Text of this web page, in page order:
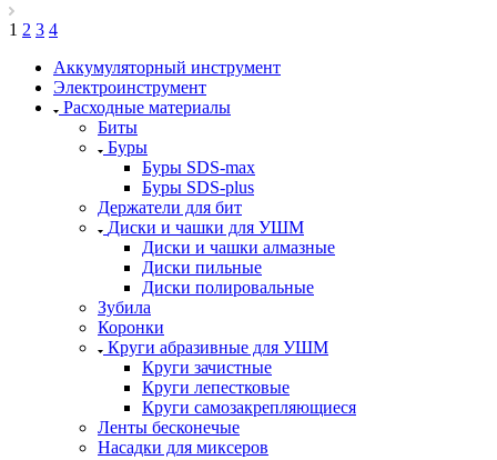
1 2 3 4
Аккумуляторный инструмент
Электроинструмент
Расходные материалы
Биты
Буры
Буры SDS-max
Буры SDS-plus
Держатели для бит
Диски и чашки для УШМ
Диски и чашки алмазные
Диски пильные
Диски полировальные
Зубила
Коронки
Круги абразивные для УШМ
Круги зачистные
Круги лепестковые
Круги самозакрепляющиеся
Ленты бесконечые
Насадки для миксеров